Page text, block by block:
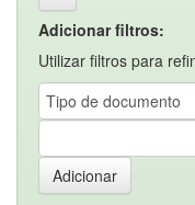
Adicionar filtros:
Utilizar filtros para